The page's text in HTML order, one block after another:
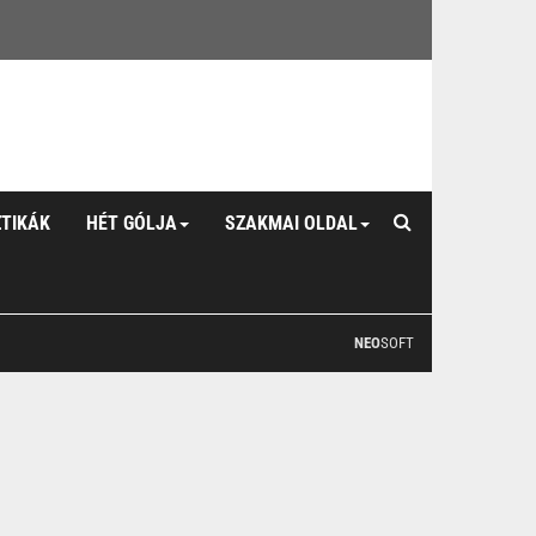
HÉT GÓLJA SZAKMAI OLDAL
NEOSOFT